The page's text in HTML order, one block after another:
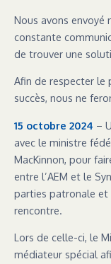
Nous avons envoyé
constante
de trouver une
Afin de respecter le
succès, nous ne
15 octobre 2024 –
avec le ministre
MacKinnon, pour
entre l’AEM et le
parties patronale et
rencontre.
Lors de celle-ci, le
médiateur spécial